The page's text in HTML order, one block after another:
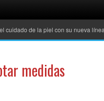
de la piel con su nueva línea
medidas